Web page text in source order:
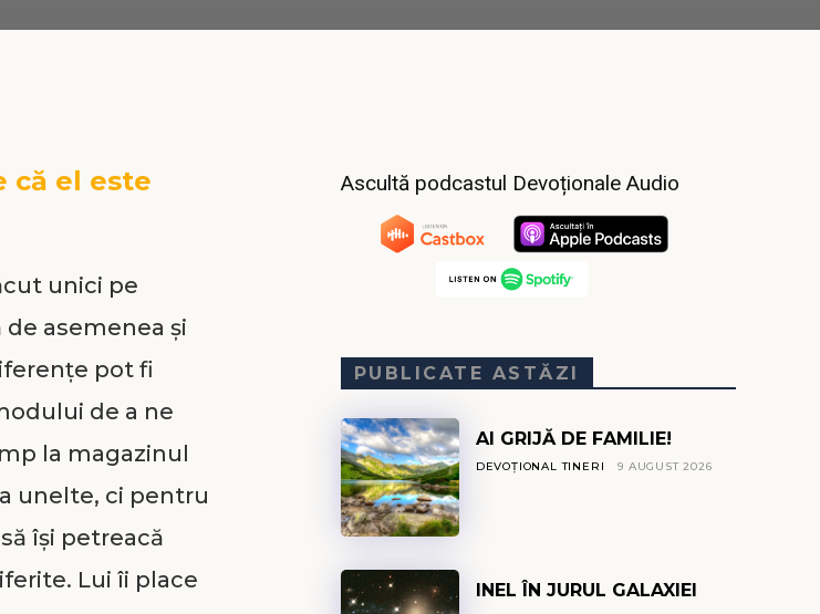
că el este
unici pe
asemenea şi
pot fi
de a ne
la magazinul
unelte, ci pentru
îşi petreacă
Lui îi place
Ascultă podcastul Devoționale Audio
PUBLICATE ASTĂZI
AI GRIJĂ DE FAMILIE!
DEVOȚIONAL TINERI 9 AUGUST 2026
INEL ÎN JURUL GALAXIEI